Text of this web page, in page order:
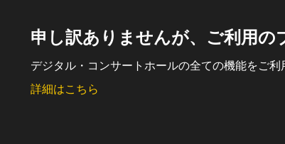
申し訳ありませんが、ご利用
デジタル・コンサートホールの全ての機能をご
詳細はこちら